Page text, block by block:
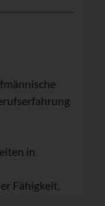
in
Fähigkeit,